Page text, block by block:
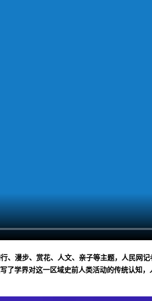
、漫步、赏花、人文、亲子等主题，人民网
了学界对这一区域史前人类活动的传统认知